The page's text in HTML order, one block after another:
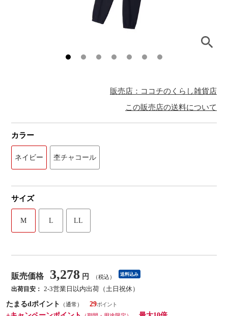
販売店：ココチのくらし雑貨店
この販売店の送料について
カラー
ネイビー 杢チャコール
サイズ
M L LL
販売価格 3,278 円 （税込） 送料込み
出荷目安： 2-3営業日以内出荷（土日祝休）
たまるdポイント
（通常）
29